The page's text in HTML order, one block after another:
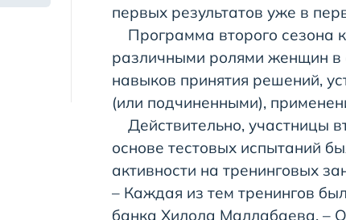
первых результатов уже в
Программа второго сезона
различными ролями женщин в
навыков принятия решений,
(или подчиненными),
Действительно, участницы
основе тестовых испытаний
активности на тренинговых
– Каждая из тем тренингов
банка Хилола Маллабаева. –